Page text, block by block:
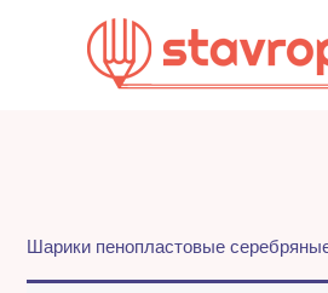
содержимому
Шарики пенопластовые